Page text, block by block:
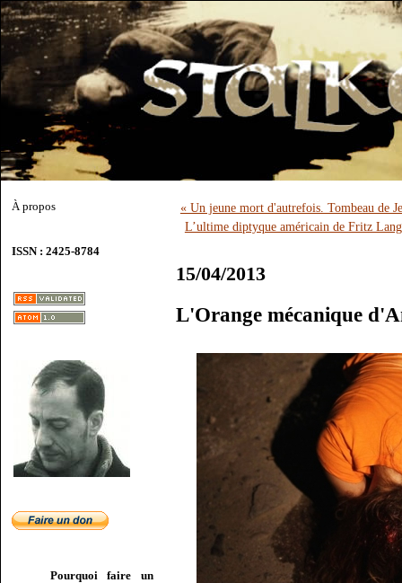
À propos
ISSN : 2425-8784
Pourquoi faire un
« Un jeune mort d'autrefois. Tombeau de
L’ultime diptyque américain de Fritz
15/04/2013
L'Orange mécanique